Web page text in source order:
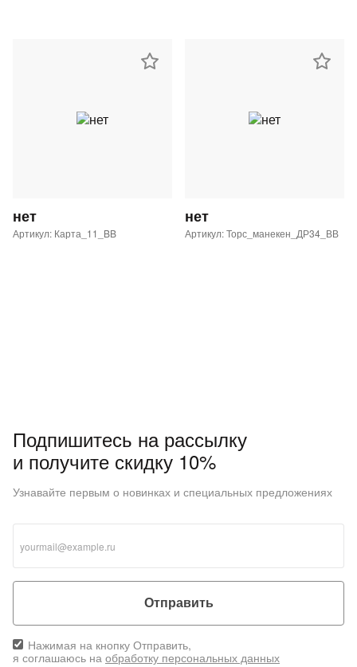
нет
Артикул: Карта_11_BB
нет
Артикул: Торс_манекен_ДР34_ВВ
Подпишитесь на рассылку
и получите скидку 10%
Узнавайте первым о новинках и специальных предложениях
Отправить
Нажимая на кнопку Отправить,
я соглашаюсь на обработку персональных данных